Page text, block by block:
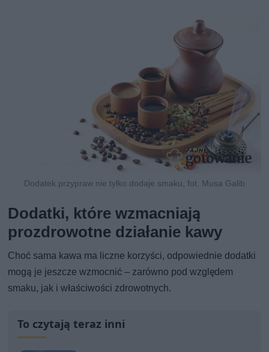
Dodatek przypraw nie tylko dodaje smaku, fot. Musa Galib
Dodatki, które wzmacniają
prozdrowotne działanie kawy
Choć sama kawa ma liczne korzyści, odpowiednie dodatki
mogą je jeszcze wzmocnić – zarówno pod względem
smaku, jak i właściwości zdrowotnych.
To czytają teraz inni